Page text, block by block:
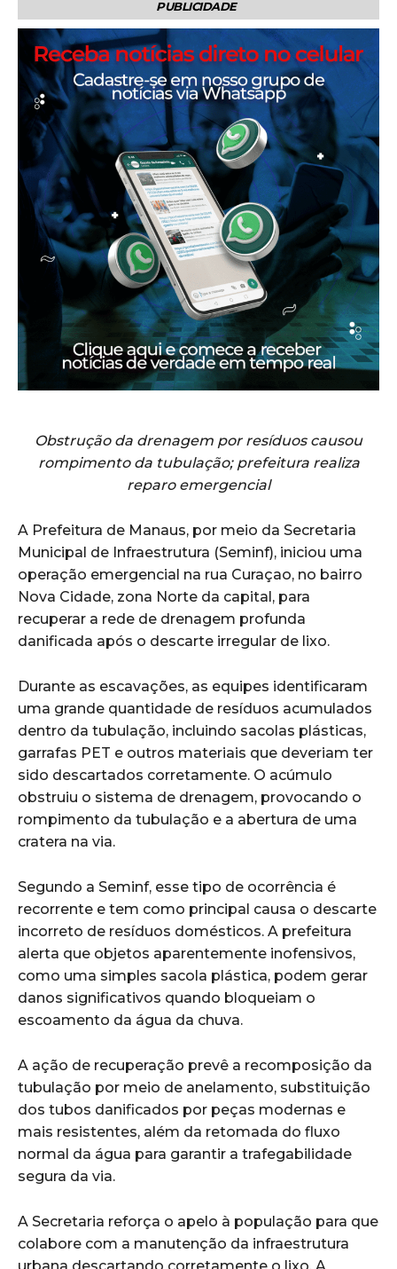
PUBLICIDADE
Obstrução da drenagem por resíduos causou
rompimento da tubulação; prefeitura realiza
reparo emergencial
A Prefeitura de Manaus, por meio da Secretaria
Municipal de Infraestrutura (Seminf), iniciou uma
operação emergencial na rua Curaçao, no bairro
Nova Cidade, zona Norte da capital, para
recuperar a rede de drenagem profunda
danificada após o descarte irregular de lixo.
Durante as escavações, as equipes identificaram
uma grande quantidade de resíduos acumulados
dentro da tubulação, incluindo sacolas plásticas,
garrafas PET e outros materiais que deveriam ter
sido descartados corretamente. O acúmulo
obstruiu o sistema de drenagem, provocando o
rompimento da tubulação e a abertura de uma
cratera na via.
Segundo a Seminf, esse tipo de ocorrência é
recorrente e tem como principal causa o descarte
incorreto de resíduos domésticos. A prefeitura
alerta que objetos aparentemente inofensivos,
como uma simples sacola plástica, podem gerar
danos significativos quando bloqueiam o
escoamento da água da chuva.
A ação de recuperação prevê a recomposição da
tubulação por meio de anelamento, substituição
dos tubos danificados por peças modernas e
mais resistentes, além da retomada do fluxo
normal da água para garantir a trafegabilidade
segura da via.
A Secretaria reforça o apelo à população para que
colabore com a manutenção da infraestrutura